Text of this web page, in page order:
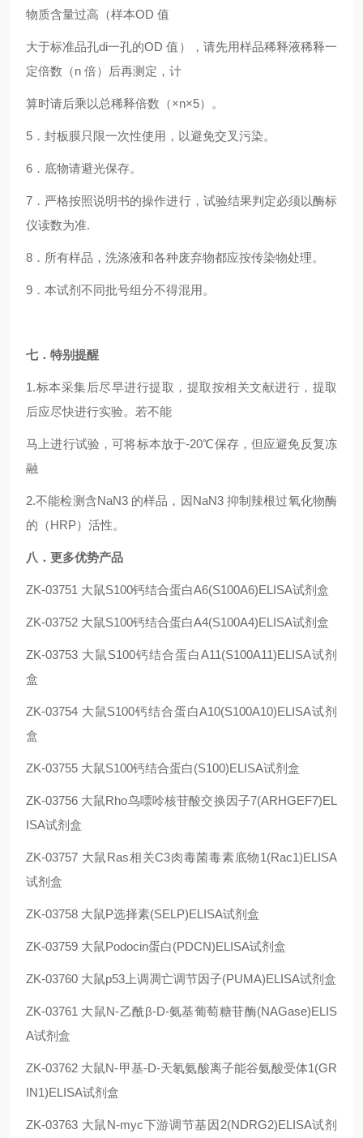
物质含量过高（样本OD 值
大于标准品孔di一孔的OD 值），请先用样品稀释液稀释一
定倍数（n 倍）后再测定，计
算时请后乘以总稀释倍数（×n×5）。
5．封板膜只限一次性使用，以避免交叉污染。
6．底物请避光保存。
7．严格按照说明书的操作进行，试验结果判定必须以酶标
仪读数为准.
8．所有样品，洗涤液和各种废弃物都应按传染物处理。
9．本试剂不同批号组分不得混用。
七．特别提醒
1.标本采集后尽早进行提取，提取按相关文献进行，提取
后应尽快进行实验。若不能
马上进行试验，可将标本放于-20℃保存，但应避免反复冻
融
2.不能检测含NaN3 的样品，因NaN3 抑制辣根过氧化物酶
的（HRP）活性。
八．更多优势产品
ZK-03751 大鼠S100钙结合蛋白A6(S100A6)ELISA试剂盒
ZK-03752 大鼠S100钙结合蛋白A4(S100A4)ELISA试剂盒
ZK-03753 大鼠S100钙结合蛋白A11(S100A11)ELISA试剂
盒
ZK-03754 大鼠S100钙结合蛋白A10(S100A10)ELISA试剂
盒
ZK-03755 大鼠S100钙结合蛋白(S100)ELISA试剂盒
ZK-03756 大鼠Rho鸟嘌呤核苷酸交换因子7(ARHGEF7)EL
ISA试剂盒
ZK-03757 大鼠Ras相关C3肉毒菌毒素底物1(Rac1)ELISA
试剂盒
ZK-03758 大鼠P选择素(SELP)ELISA试剂盒
ZK-03759 大鼠Podocin蛋白(PDCN)ELISA试剂盒
ZK-03760 大鼠p53上调凋亡调节因子(PUMA)ELISA试剂盒
ZK-03761 大鼠N-乙酰β-D-氨基葡萄糖苷酶(NAGase)ELIS
A试剂盒
ZK-03762 大鼠N-甲基-D-天氡氨酸离子能谷氨酸受体1(GR
IN1)ELISA试剂盒
ZK-03763 大鼠N-myc下游调节基因2(NDRG2)ELISA试剂